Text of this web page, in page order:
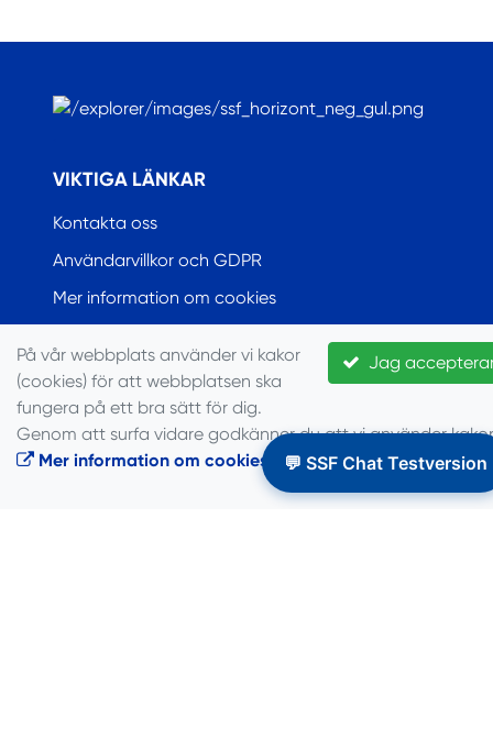
VIKTIGA LÄNKAR
Kontakta oss
Användarvillkor och GDPR
Mer information om cookies
FÖR PRESS
Besök vårt pressrum hos Via TT
STOCKHOLMS SEGLARFÖRBUND💬 SSF Chat Testversion
Jag
På vår webbplats använder vi kakor
(cookies) för att webbplatsen ska
fungera på ett bra sätt för dig.
Genom att surfa vidare godkänner du att vi använder
Mer information om cookies